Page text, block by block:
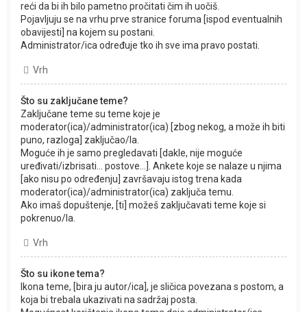
reći da bi ih bilo pametno pročitati čim ih uočiš.
Pojavljuju se na vrhu prve stranice foruma [ispod eventualnih
obavijesti] na kojem su postani.
Administrator/ica određuje tko ih sve ima pravo postati.
Vrh
Što su zaključane teme?
Zaključane teme su teme koje je
moderator(ica)/administrator(ica) [zbog nekog, a može ih biti
puno, razloga] zaključao/la.
Moguće ih je samo pregledavati [dakle, nije moguće
uređivati/izbrisati... postove...]. Ankete koje se nalaze u njima
[ako nisu po određenju] završavaju istog trena kada
moderator(ica)/administrator(ica) zaključa temu.
Ako imaš dopuštenje, [ti] možeš zaključavati teme koje si
pokrenuo/la.
Vrh
Što su ikone tema?
Ikona teme, [bira ju autor/ica], je sličica povezana s postom, a
koja bi trebala ukazivati na sadržaj posta.